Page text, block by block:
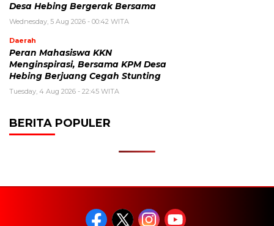
Desa Hebing Bergerak Bersama
Wednesday, 5 Aug 2026 - 00:42 WITA
Daerah
Peran Mahasiswa KKN
Menginspirasi, Bersama KPM Desa
Hebing Berjuang Cegah Stunting
Tuesday, 4 Aug 2026 - 22:45 WITA
BERITA POPULER